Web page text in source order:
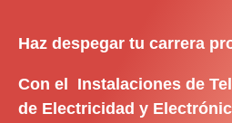
Haz despegar tu carrera
Con el Instalaciones de
de Electricidad y